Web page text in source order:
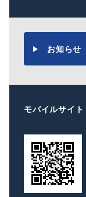
お知らせ
モバイルサイト